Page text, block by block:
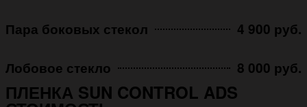
Пара боковых стекол 4 900 руб.
Лобовое стекло 8 000 руб.
ПЛЕНКА SUN CONTROL ADS